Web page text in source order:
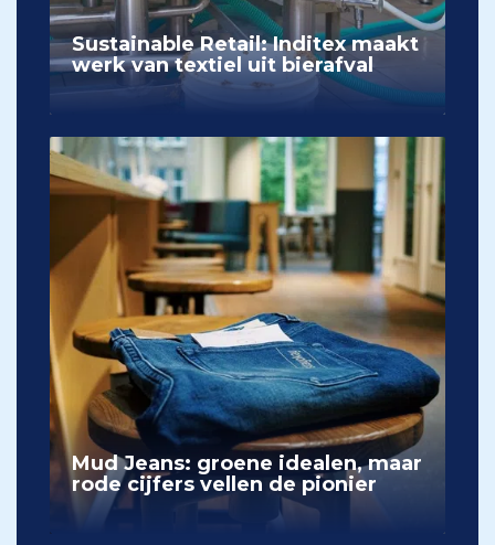
Sustainable Retail: Inditex maakt
werk van textiel uit bierafval
Mud Jeans: groene idealen, maar
rode cijfers vellen de pionier